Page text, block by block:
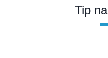
nakupovať ako firemný
registrovať. Registrácia
Tip na